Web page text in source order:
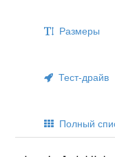
Размеры
Тест-драйв
Полный